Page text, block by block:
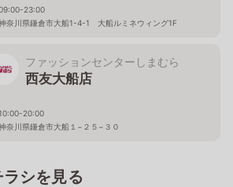
23:00
奈川県鎌倉市大船1-4-1 大船ルミネウィング1F
ファッションセンターしまむら
西友大船店
20:00
奈川県鎌倉市大船１−２５−３０
シを見る